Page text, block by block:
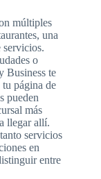
múltiples
una
servicios.
o
Business te
tu página de
pueden
más
llegar allí.
servicios
en
entre